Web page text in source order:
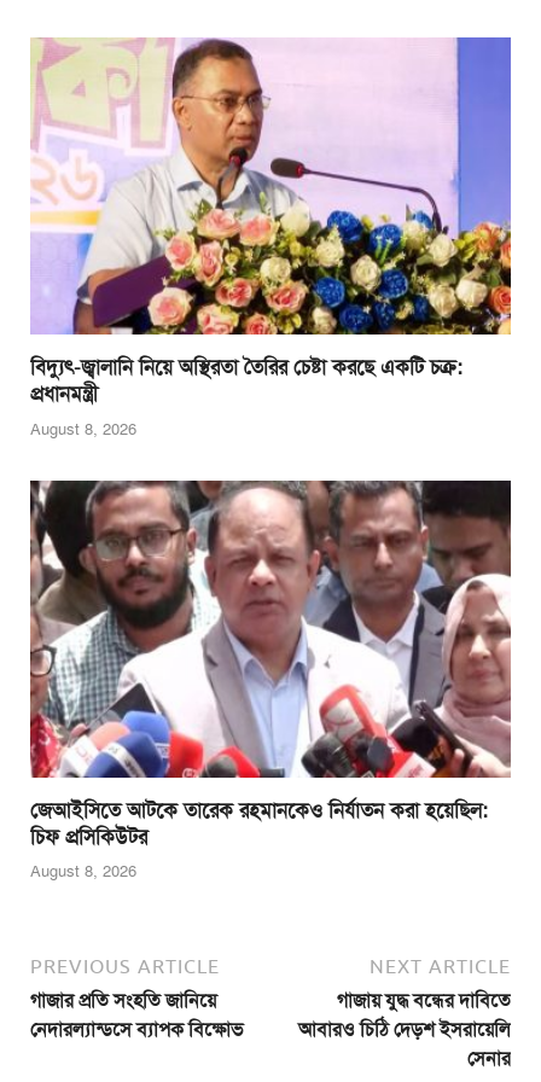
বিদ্যুৎ-জ্বালানি নিয়ে অস্থিরতা তৈরির চেষ্টা করছে একটি চক্র:
প্রধানমন্ত্রী
August 8, 2026
জেআইসিতে আটকে তারেক রহমানকেও নির্যাতন করা হয়েছিল:
চিফ প্রসিকিউটর
August 8, 2026
PREVIOUS ARTICLE
গাজার প্রতি সংহতি জানিয়ে
নেদারল্যান্ডসে ব্যাপক বিক্ষোভ
NEXT ARTICLE
গাজায় যুদ্ধ বন্ধের দাবিতে
আবারও চিঠি দেড়শ ইসরায়েলি
সেনার